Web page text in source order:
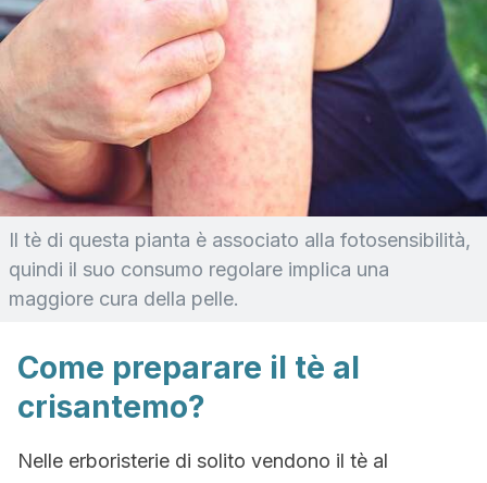
Il tè di questa pianta è associato alla fotosensibilità,
quindi il suo consumo regolare implica una
maggiore cura della pelle.
Come preparare il tè al
crisantemo?
Nelle erboristerie di solito vendono il tè al